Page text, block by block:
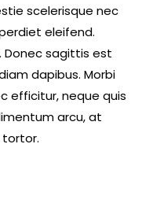
scelerisque nec
eleifend.
Donec sagittis est
dapibus. Morbi
efficitur, neque quis
arcu, at